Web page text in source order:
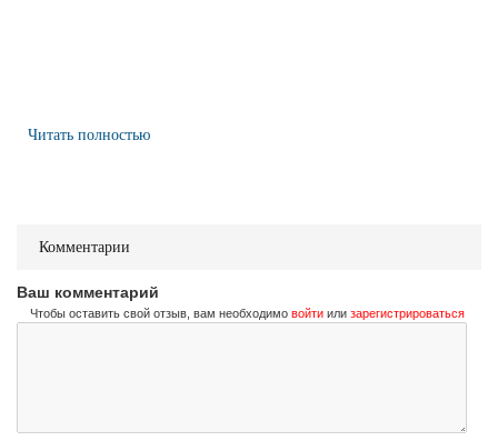
Читать полностью
Комментарии
Ваш комментарий
Чтобы оставить свой отзыв, вам необходимо войти или зарегистрироваться